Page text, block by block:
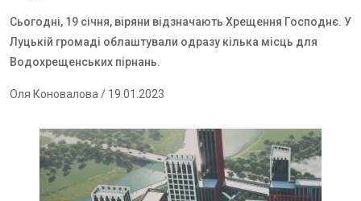
Сьогодні, 19 січня, віряни відзначають Хрещення Господнє. У
Луцькій громаді облаштували одразу кілька місць для
Водохрещенських пірнань.
Оля Коновалова / 19.01.2023